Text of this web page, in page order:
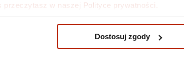
przeczytasz w naszej Polityce prywatności.
Dostosuj zgody
Wilkoń - Księga Dżungli Józef